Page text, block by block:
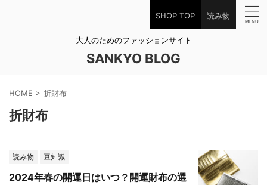
SHOP TOP 読み物
大人のためのファッションサイト
SANKYO BLOG
HOME > 折財布
折財布
読み物 豆知識
2024年春の開運日はいつ？開運財布の選